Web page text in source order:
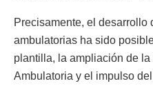
Precisamente, el desarrollo
ambulatorias ha sido
plantilla, la ampliación de
Ambulatoria y el impulso